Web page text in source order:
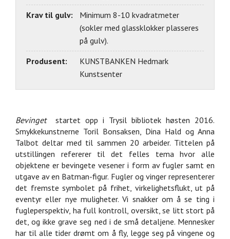
Krav til gulv:
Minimum 8-10 kvadratmeter
(sokler med glassklokker plasseres
på gulv).
Produsent:
KUNSTBANKEN Hedmark
Kunstsenter
Bevingetstartet opp i Trysil bibliotek høsten 2016.
Smykkekunstnerne Toril Bonsaksen, Dina Hald og Anna
Talbot deltar med til sammen 20 arbeider. Tittelen på
utstillingen refererer til det felles tema hvor alle
objektene er bevingete vesener i form av fugler samt en
utgave av en Batman-figur. Fugler og vinger representerer
det fremste symbolet på frihet, virkelighetsflukt, ut på
eventyr eller nye muligheter. Vi snakker om å se ting i
fugleperspektiv, ha full kontroll, oversikt, se litt stort på
det, og ikke grave seg ned i de små detaljene. Mennesker
har til alle tider drømt om å fly, legge seg på vingene og